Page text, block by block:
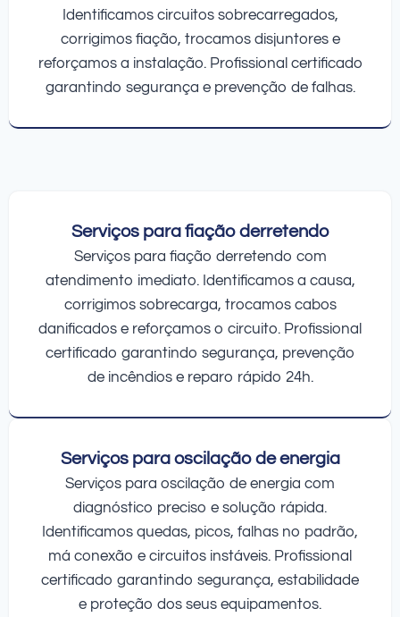
Identificamos circuitos sobrecarregados,
corrigimos fiação, trocamos disjuntores e
reforçamos a instalação. Profissional certificado
garantindo segurança e prevenção de falhas.
Serviços para fiação derretendo
Serviços para fiação derretendo com
atendimento imediato. Identificamos a causa,
corrigimos sobrecarga, trocamos cabos
danificados e reforçamos o circuito. Profissional
certificado garantindo segurança, prevenção
de incêndios e reparo rápido 24h.
Serviços para oscilação de energia
Serviços para oscilação de energia com
diagnóstico preciso e solução rápida.
Identificamos quedas, picos, falhas no padrão,
má conexão e circuitos instáveis. Profissional
certificado garantindo segurança, estabilidade
e proteção dos seus equipamentos.